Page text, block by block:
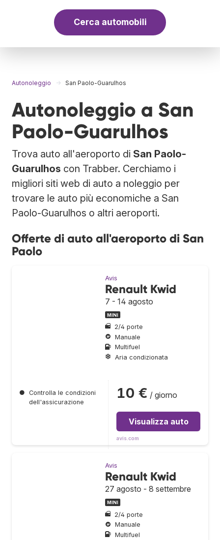
Cerca automobili
Autonoleggio San Paolo-Guarulhos
Autonoleggio a San
Paolo-Guarulhos
Trova auto all'aeroporto di San Paolo-
Guarulhos con Trabber. Cerchiamo i
migliori siti web di auto a noleggio per
trovare le auto più economiche a San
Paolo-Guarulhos o altri aeroporti.
Offerte di auto all'aeroporto di San
Paolo
Avis
Renault Kwid
7 - 14 agosto
MINI
2/4 porte
Manuale
Multifuel
Aria condizionata
● Controlla le condizioni
dell'assicurazione
10 € / giorno
Visualizza auto
avis.com
Avis
Renault Kwid
27 agosto - 8 settembre
MINI
2/4 porte
Manuale
Multifuel